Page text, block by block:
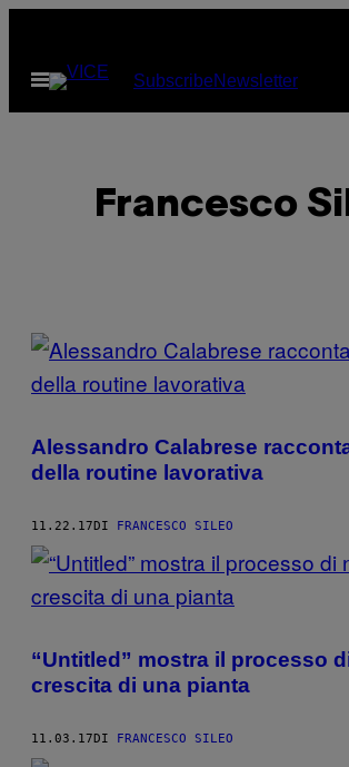
contenuto
Apri
menu
SubscribeNewsletter
Francesco
POSTS
BY
THIS
AUTHOR
Alessandro Calabrese
della routine lavorativa
11.22.17DI FRANCESCO SILEO
“Untitled” mostra il processo
crescita di una pianta
11.03.17DI FRANCESCO SILEO